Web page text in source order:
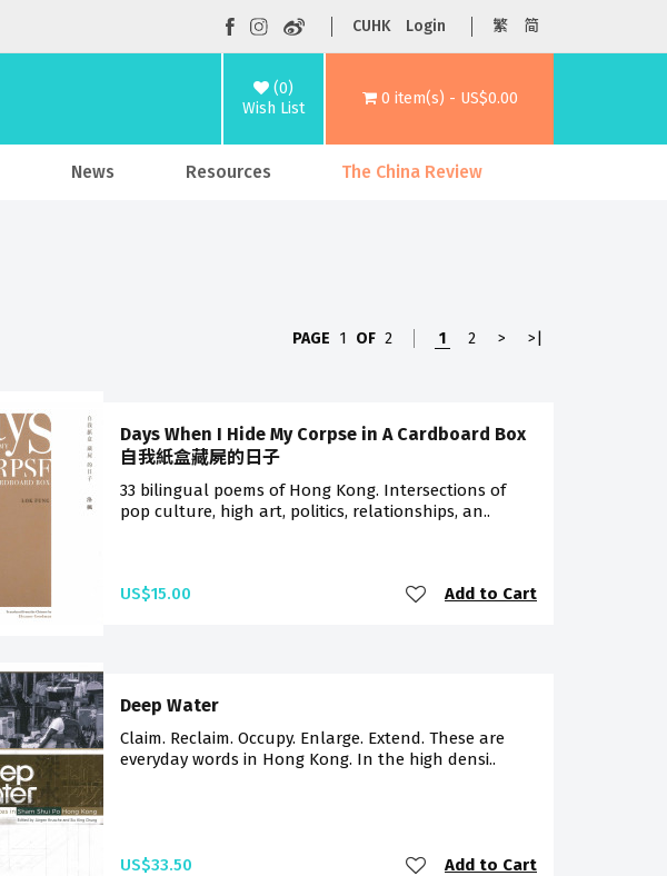
CUHK Login 繁 简
(0)
Wish List
0 item(s) - US$0.00
News Resources The China Review
PAGE 1 OF 2 1 2 > >|
Days When I Hide My Corpse in A Cardboard Box
自我紙盒藏屍的日子
33 bilingual poems of Hong Kong. Intersections of
pop culture, high art, politics, relationships, an..
US$15.00 Add to Cart
Deep Water
Claim. Reclaim. Occupy. Enlarge. Extend. These are
everyday words in Hong Kong. In the high densi..
US$33.50 Add to Cart